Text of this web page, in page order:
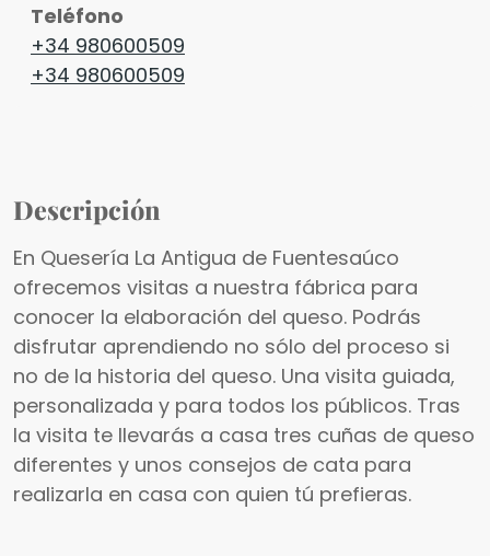
Teléfono
+34 980600509
+34 980600509
Descripción
En Quesería La Antigua de Fuentesaúco
ofrecemos visitas a nuestra fábrica para
conocer la elaboración del queso. Podrás
disfrutar aprendiendo no sólo del proceso si
no de la historia del queso. Una visita guiada,
personalizada y para todos los públicos. Tras
la visita te llevarás a casa tres cuñas de queso
diferentes y unos consejos de cata para
realizarla en casa con quien tú prefieras.